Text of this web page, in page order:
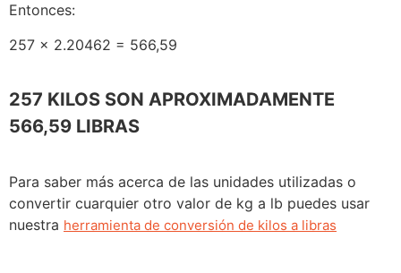
Entonces:
257 x 2.20462 = 566,59
257 KILOS SON APROXIMADAMENTE
566,59 LIBRAS
Para saber más acerca de las unidades utilizadas o
convertir cuarquier otro valor de kg a lb puedes usar
nuestra herramienta de conversión de kilos a libras